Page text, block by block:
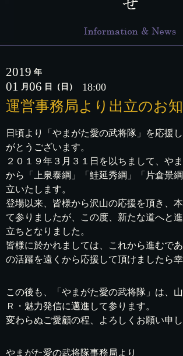
2019 年
01 月 06 日 （日） 18:00
運営事務局より出立のお
日頃より「やまがた愛の武将隊」を応援
がとうございます。
２０１９年３月３１日を以ちまして、や
から「上泉泰綱」「鮭延秀綱」「片倉景
立いたします。
登場以来、皆様から沢山の応援を頂き、
て参りましたが、この度、新たな道へと
立ちとなりました。
皆様に於かれましては、これから進むで
の活躍を遠くから応援して頂けましたら幸
この後も、「やまがた愛の武将隊」は、
Ｒ・魅力発信に邁進して参ります。
変わらぬご愛顧の程、よろしくお願い申し
やまがた愛の武将隊事務局より